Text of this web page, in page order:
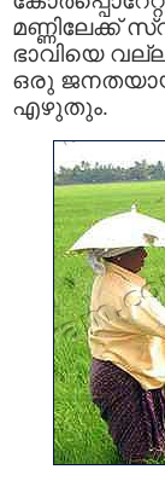
മണ്ണിലേക്ക്‌
ഭാവിയെ
ഒരു
എഴുതും.